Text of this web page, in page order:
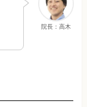
院長：高木